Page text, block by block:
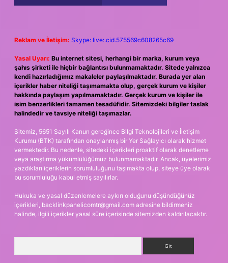
Reklam ve İletişim: Skype: live:.cid.575569c608265c69
Yasal Uyarı: Bu internet sitesi, herhangi bir marka, kurum veya
şahıs şirketi ile hiçbir bağlantısı bulunmamaktadır. Sitede yalnızca
kendi hazırladığımız makaleler paylaşılmaktadır. Burada yer alan
içerikler haber niteliği taşımamakta olup, gerçek kurum ve kişiler
hakkında paylaşım yapılmamaktadır. Gerçek kurum ve kişiler ile
isim benzerlikleri tamamen tesadüfidir. Sitemizdeki bilgiler taslak
halindedir ve tavsiye niteliği taşımazlar.
Sitemiz, 5651 Sayılı Kanun gereğince Bilgi Teknolojileri ve İletişim
Kurumu (BTK) tarafından onaylanmış bir Yer Sağlayıcı olarak hizmet
vermektedir. Bu nedenle, sitedeki içerikleri proaktif olarak denetleme
veya araştırma yükümlülüğümüz bulunmamaktadır. Ancak, üyelerimiz
yazdıkları içeriklerin sorumluluğunu taşımakta olup, siteye üye olarak
bu sorumluluğu kabul etmiş sayılırlar.
Hukuka ve yasal düzenlemelere aykırı olduğunu düşündüğünüz
içerikleri, backlinkpanelicomtr@gmail.com adresine bildirmeniz
halinde, ilgili içerikler yasal süre içerisinde sitemizden kaldırılacaktır.